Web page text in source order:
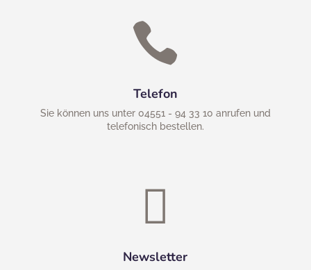

Telefon
Sie können uns unter 04551 - 94 33 10 anrufen und
telefonisch bestellen.

Newsletter